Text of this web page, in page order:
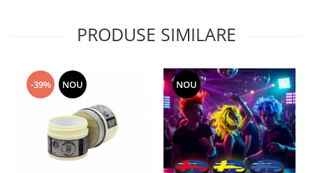
PRODUSE SIMILARE
-39% NOU NOU